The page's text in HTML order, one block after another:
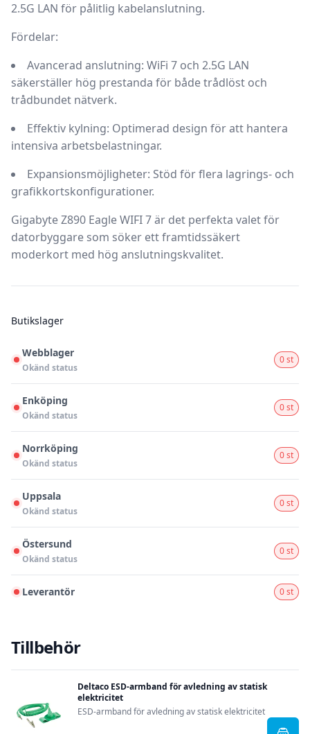
2.5G LAN för pålitlig kabelanslutning.
Fördelar:
Avancerad anslutning: WiFi 7 och 2.5G LAN
säkerställer hög prestanda för både trådlöst och
trådbundet nätverk.
Effektiv kylning: Optimerad design för att hantera
intensiva arbetsbelastningar.
Expansionsmöjligheter: Stöd för flera lagrings- och
grafikkortskonfigurationer.
Gigabyte Z890 Eagle WIFI 7 är det perfekta valet för
datorbyggare som söker ett framtidssäkert
moderkort med hög anslutningskvalitet.
Butikslager
Webblager
Okänd status
0 st
Enköping
Okänd status
0 st
Norrköping
Okänd status
0 st
Uppsala
Okänd status
0 st
Östersund
Okänd status
0 st
Leverantör 0 st
Tillbehör
Deltaco ESD-armband för avledning av statisk
elektricitet
ESD-armband för avledning av statisk elektricitet